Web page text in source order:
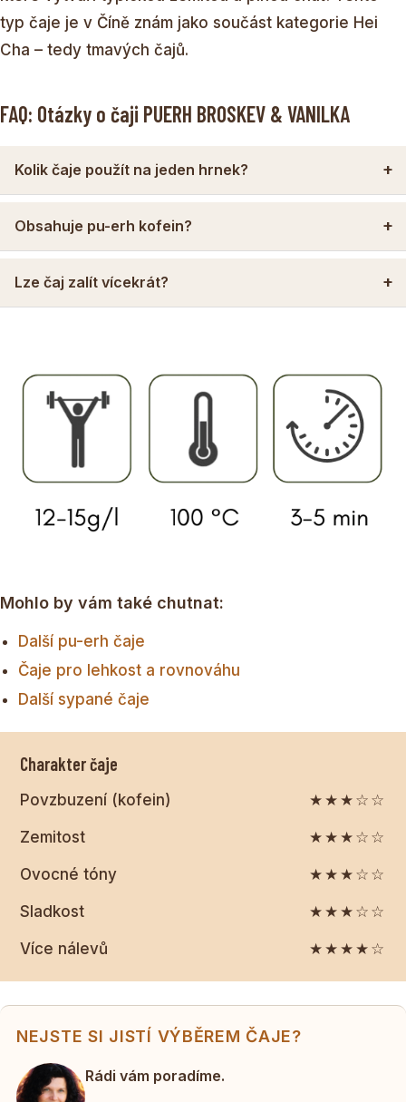
typ čaje je v Číně znám jako součást kategorie Hei
Cha – tedy tmavých čajů.
FAQ: Otázky o čaji PUERH BROSKEV & VANILKA
Kolik čaje použít na jeden hrnek?
Obsahuje pu-erh kofein?
Lze čaj zalít vícekrát?
Mohlo by vám také chutnat:
Další pu-erh čaje
Čaje pro lehkost a rovnováhu
Další sypané čaje
Charakter čaje
Povzbuzení (kofein) ★★★☆☆
Zemitost ★★★☆☆
Ovocné tóny ★★★☆☆
Sladkost ★★★☆☆
Více nálevů ★★★★☆
NEJSTE SI JISTÍ VÝBĚREM ČAJE?
Rádi vám poradíme.